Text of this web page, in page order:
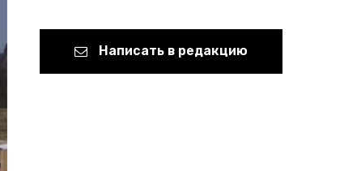
Написать в редакцию